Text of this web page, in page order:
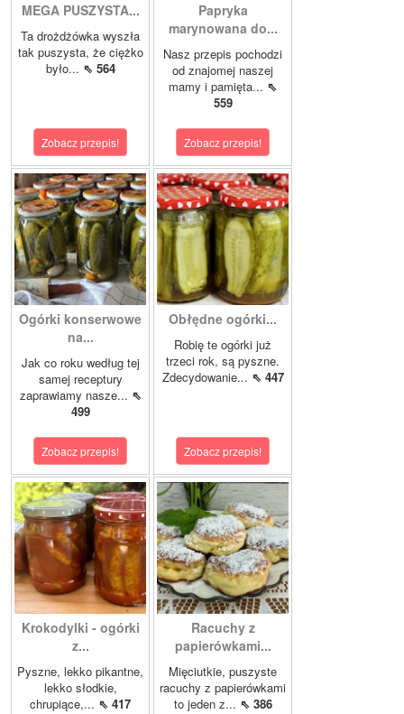
MEGA PUSZYSTA...
Ta drożdżówka wyszła
tak puszysta, że ciężko
było... ⇖ 564
Zobacz przepis!
Papryka
marynowana do...
Nasz przepis pochodzi
od znajomej naszej
mamy i pamięta... ⇖
559
Zobacz przepis!
Ogórki konserwowe
na...
Jak co roku według tej
samej receptury
zaprawiamy nasze... ⇖
499
Zobacz przepis!
Obłędne ogórki...
Robię te ogórki już
trzeci rok, są pyszne.
Zdecydowanie... ⇖ 447
Zobacz przepis!
Krokodylki - ogórki
z...
Pyszne, lekko pikantne,
lekko słodkie,
chrupiące,... ⇖ 417
Racuchy z
papierówkami...
Mięciutkie, puszyste
racuchy z papierówkami
to jeden z... ⇖ 386